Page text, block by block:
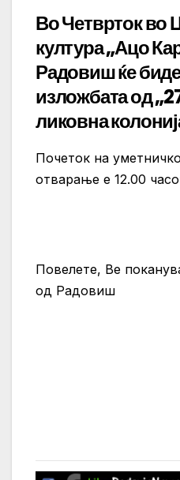
Во Четврток во
култура „Ацо
Радовиш ќе
изложбата од
ликовна
Почеток на
отварање е 12.00
Повелете, Ве
од Радовиш